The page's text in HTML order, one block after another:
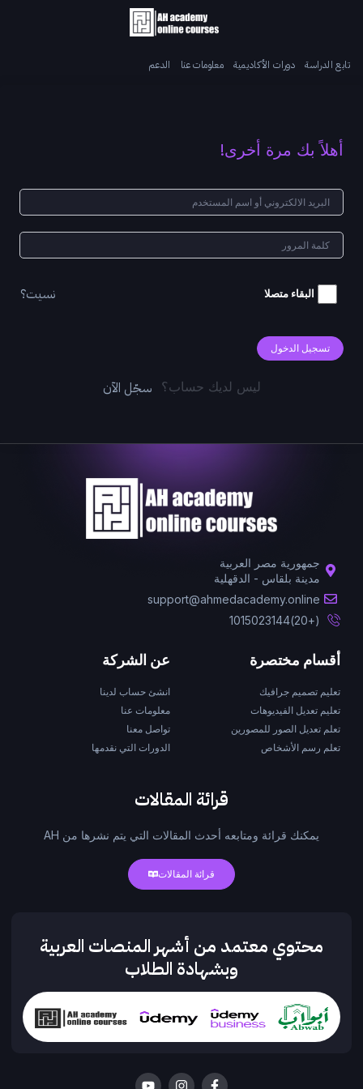
تابع الدراسة دورات الأكاديمية معلومات عنا الدعم
أهلاً بك مرة أخرى!
البقاء متصلا نسيت؟
تسجيل الدخول
ليس لديك حساب؟ سجّل الآن
جمهورية مصر العربية
مدينة بلقاس - الدقهلية
support@ahmedacademy.online
(+20)1015023144
أقسام مختصرة
تعليم تصميم جرافيك
تعليم تعديل الفيديوهات
تعلم تعديل الصور للمصورين
تعلم رسم الأشخاص
عن الشركة
انشئ حساب لدينا
معلومات عنا
تواصل معنا
الدورات التي نقدمها
قرائة المقالات
يمكنك قرائة ومتابعه أحدث المقالات التي يتم نشرها من AH
قرائة المقالات
محتوي معتمد من أشهر المنصات العربية
وبشهادة الطلاب